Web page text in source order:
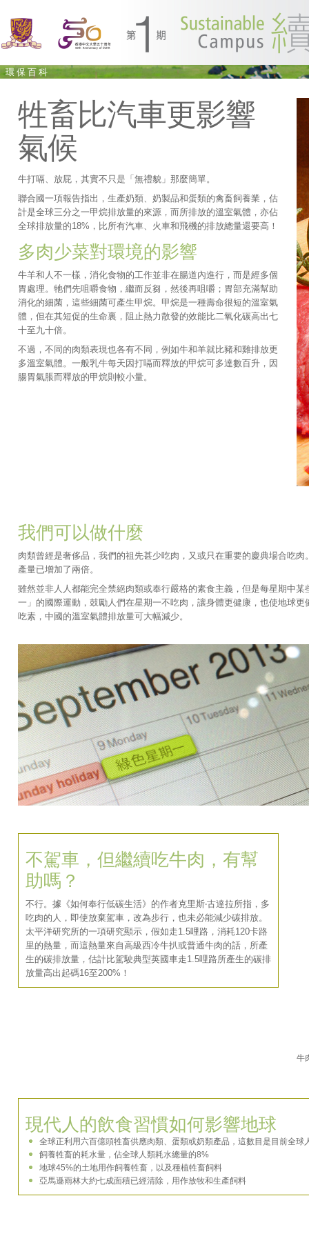
環保百科
牲畜比汽車更影響
氣候
牛打嗝、放屁，其實不只是「無禮貌」那麼簡單。
聯合國一項報告指出，生產奶類、奶製品和蛋類的禽畜飼養業，估
計是全球三分之一甲烷排放量的來源，而所排放的溫室氣體，亦佔
全球排放量的18%，比所有汽車、火車和飛機的排放總量還要高！
多肉少菜對環境的影響
牛羊和人不一樣，消化食物的工作並非在腸道內進行，而是經多個
胃處理。牠們先咀嚼食物，繼而反芻，然後再咀嚼；胃部充滿幫助
消化的細菌，這些細菌可產生甲烷。甲烷是一種壽命很短的溫室氣
體，但在其短促的生命裏，阻止熱力散發的效能比二氧化碳高出七
十至九十倍。
不過，不同的肉類表現也各有不同，例如牛和羊就比豬和雞排放更
多溫室氣體。一般乳牛每天因打嗝而釋放的甲烷可多達數百升，因
腸胃氣脹而釋放的甲烷則較小量。
我們可以做什麼
肉類曾經是奢侈品，我們的祖先甚少吃肉，又或只在重要的慶典場合吃
產量已增加了兩倍。
雖然並非人人都能完全禁絕肉類或奉行嚴格的素食主義，但是每星期中
一」的國際運動，鼓勵人們在星期一不吃肉，讓身體更健康，也使地球
吃素，中國的溫室氣體排放量可大幅減少。
不駕車，但繼續吃牛肉，有幫
助嗎？
不行。據《如何奉行低碳生活》的作者克里斯‧古達拉所指，多
吃肉的人，即使放棄駕車，改為步行，也未必能減少碳排放。
太平洋研究所的一項研究顯示，假如走1.5哩路，消耗120卡路
里的熱量，而這熱量來自高級西冷牛扒或普通牛肉的話，所產
生的碳排放量，估計比駕駛典型英國車走1.5哩路所產生的碳排
放量高出起碼16至200%！
牛
現代人的飲食習慣如何影響地球
全球正利用六百億頭牲畜供應肉類、蛋類或奶類產品，這數目是目前全球
飼養牲畜的耗水量，佔全球人類耗水總量的8%
地球45%的土地用作飼養牲畜，以及種植牲畜飼料
亞馬遜雨林大約七成面積已經清除，用作放牧和生產飼料